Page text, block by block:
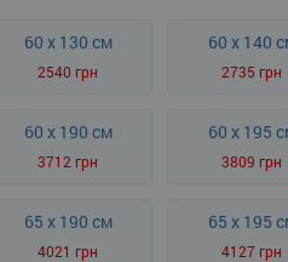
60 x 130 см
2540 грн
60 x 140
2735 грн
60 x 190 см
3712 грн
60 x 195
3809 грн
65 x 190 см
4021 грн
65 x 195
4127 грн